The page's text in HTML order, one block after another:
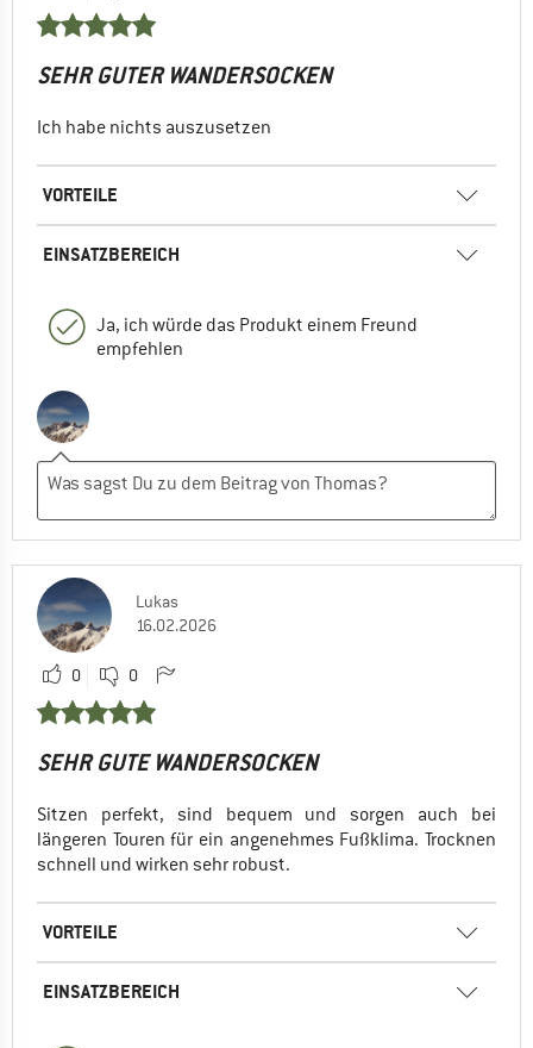
SEHR GUTER WANDERSOCKEN
Ich habe nichts auszusetzen
VORTEILE
EINSATZBEREICH
Ja, ich würde das Produkt einem Freund
empfehlen
Lukas
16.02.2026
0 0
SEHR GUTE WANDERSOCKEN
Sitzen perfekt, sind bequem und sorgen auch bei
längeren Touren für ein angenehmes Fußklima. Trocknen
schnell und wirken sehr robust.
VORTEILE
EINSATZBEREICH